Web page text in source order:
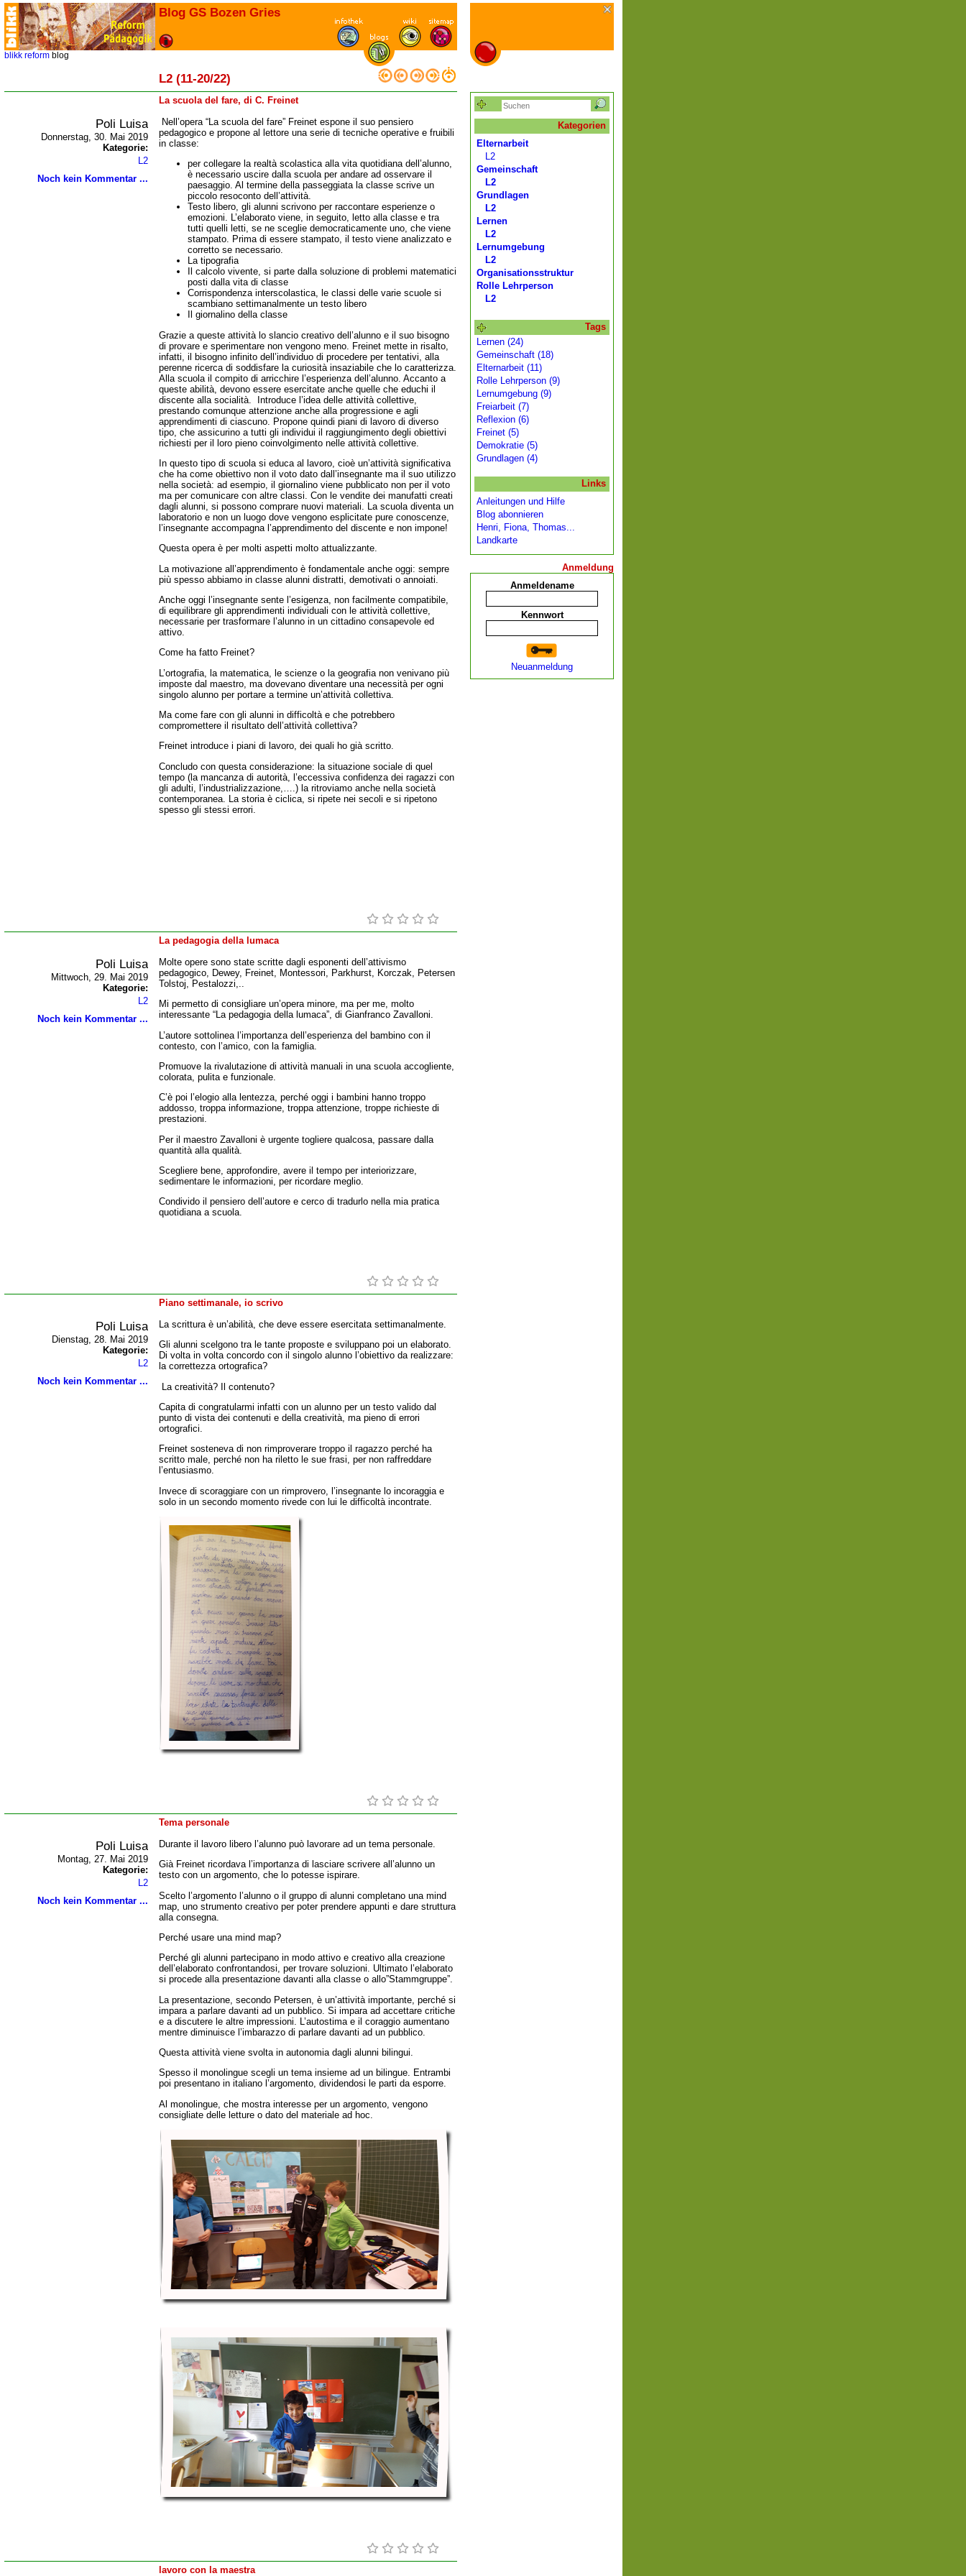
Blog GS Bozen Gries
blikk reform blog
L2 (11-20/22)
La scuola del fare, di C. Freinet
Poli Luisa
Donnerstag, 30. Mai 2019
Kategorie:
L2
Noch kein Kommentar ...
Nell’opera “La scuola del fare” Freinet espone il suo pensiero
pedagogico e propone al lettore una serie di tecniche operative e fruibili
in classe:
per collegare la realtà scolastica alla vita quotidiana dell’alunno,
è necessario uscire dalla scuola per andare ad osservare il
paesaggio. Al termine della passeggiata la classe scrive un
piccolo resoconto dell’attività.
Testo libero, gli alunni scrivono per raccontare esperienze o
emozioni. L’elaborato viene, in seguito, letto alla classe e tra
tutti quelli letti, se ne sceglie democraticamente uno, che viene
stampato. Prima di essere stampato, il testo viene analizzato e
corretto se necessario.
La tipografia
Il calcolo vivente, si parte dalla soluzione di problemi matematici
posti dalla vita di classe
Corrispondenza interscolastica, le classi delle varie scuole si
scambiano settimanalmente un testo libero
Il giornalino della classe
Grazie a queste attività lo slancio creativo dell’alunno e il suo bisogno
di provare e sperimentare non vengono meno. Freinet mette in risalto,
infatti, il bisogno infinito dell’individuo di procedere per tentativi, alla
perenne ricerca di soddisfare la curiosità insaziabile che lo caratterizza.
Alla scuola il compito di arricchire l’esperienza dell’alunno. Accanto a
queste abilità, devono essere esercitate anche quelle che educhi il
discente alla socialità. Introduce l’idea delle attività collettive,
prestando comunque attenzione anche alla progressione e agli
apprendimenti di ciascuno. Propone quindi piani di lavoro di diverso
tipo, che assicurino a tutti gli individui il raggiungimento degli obiettivi
richiesti per il loro pieno coinvolgimento nelle attività collettive.
In questo tipo di scuola si educa al lavoro, cioè un’attività significativa
che ha come obiettivo non il voto dato dall’insegnante ma il suo utilizzo
nella società: ad esempio, il giornalino viene pubblicato non per il voto
ma per comunicare con altre classi. Con le vendite dei manufatti creati
dagli alunni, si possono comprare nuovi materiali. La scuola diventa un
laboratorio e non un luogo dove vengono esplicitate pure conoscenze,
l’insegnante accompagna l’apprendimento del discente e non impone!
Questa opera è per molti aspetti molto attualizzante.
La motivazione all’apprendimento è fondamentale anche oggi: sempre
più spesso abbiamo in classe alunni distratti, demotivati o annoiati.
Anche oggi l’insegnante sente l’esigenza, non facilmente compatibile,
di equilibrare gli apprendimenti individuali con le attività collettive,
necessarie per trasformare l’alunno in un cittadino consapevole ed
attivo.
Come ha fatto Freinet?
L’ortografia, la matematica, le scienze o la geografia non venivano più
imposte dal maestro, ma dovevano diventare una necessità per ogni
singolo alunno per portare a termine un’attività collettiva.
Ma come fare con gli alunni in difficoltà e che potrebbero
compromettere il risultato dell’attività collettiva?
Freinet introduce i piani di lavoro, dei quali ho già scritto.
Concludo con questa considerazione: la situazione sociale di quel
tempo (la mancanza di autorità, l’eccessiva confidenza dei ragazzi con
gli adulti, l’industrializzazione,….) la ritroviamo anche nella società
contemporanea. La storia è ciclica, si ripete nei secoli e si ripetono
spesso gli stessi errori.
La pedagogia della lumaca
Poli Luisa
Mittwoch, 29. Mai 2019
Kategorie:
L2
Noch kein Kommentar ...
Molte opere sono state scritte dagli esponenti dell’attivismo
pedagogico, Dewey, Freinet, Montessori, Parkhurst, Korczak, Petersen
Tolstoj, Pestalozzi,..
Mi permetto di consigliare un’opera minore, ma per me, molto
interessante “La pedagogia della lumaca”, di Gianfranco Zavalloni.
L’autore sottolinea l’importanza dell’esperienza del bambino con il
contesto, con l’amico, con la famiglia.
Promuove la rivalutazione di attività manuali in una scuola accogliente,
colorata, pulita e funzionale.
C’è poi l’elogio alla lentezza, perché oggi i bambini hanno troppo
addosso, troppa informazione, troppa attenzione, troppe richieste di
prestazioni.
Per il maestro Zavalloni è urgente togliere qualcosa, passare dalla
quantità alla qualità.
Scegliere bene, approfondire, avere il tempo per interiorizzare,
sedimentare le informazioni, per ricordare meglio.
Condivido il pensiero dell’autore e cerco di tradurlo nella mia pratica
quotidiana a scuola.
Piano settimanale, io scrivo
Poli Luisa
Dienstag, 28. Mai 2019
Kategorie:
L2
Noch kein Kommentar ...
La scrittura è un’abilità, che deve essere esercitata settimanalmente.
Gli alunni scelgono tra le tante proposte e sviluppano poi un elaborato.
Di volta in volta concordo con il singolo alunno l’obiettivo da realizzare:
la correttezza ortografica?
La creatività? Il contenuto?
Capita di congratularmi infatti con un alunno per un testo valido dal
punto di vista dei contenuti e della creatività, ma pieno di errori
ortografici.
Freinet sosteneva di non rimproverare troppo il ragazzo perché ha
scritto male, perché non ha riletto le sue frasi, per non raffreddare
l’entusiasmo.
Invece di scoraggiare con un rimprovero, l’insegnante lo incoraggia e
solo in un secondo momento rivede con lui le difficoltà incontrate.
Tema personale
Poli Luisa
Montag, 27. Mai 2019
Kategorie:
L2
Noch kein Kommentar ...
Durante il lavoro libero l’alunno può lavorare ad un tema personale.
Già Freinet ricordava l’importanza di lasciare scrivere all’alunno un
testo con un argomento, che lo potesse ispirare.
Scelto l’argomento l’alunno o il gruppo di alunni completano una mind
map, uno strumento creativo per poter prendere appunti e dare struttura
alla consegna.
Perché usare una mind map?
Perché gli alunni partecipano in modo attivo e creativo alla creazione
dell’elaborato confrontandosi, per trovare soluzioni. Ultimato l’elaborato
si procede alla presentazione davanti alla classe o allo”Stammgruppe”.
La presentazione, secondo Petersen, è un’attività importante, perché si
impara a parlare davanti ad un pubblico. Si impara ad accettare critiche
e a discutere le altre impressioni. L’autostima e il coraggio aumentano
mentre diminuisce l’imbarazzo di parlare davanti ad un pubblico.
Questa attività viene svolta in autonomia dagli alunni bilingui.
Spesso il monolingue scegli un tema insieme ad un bilingue. Entrambi
poi presentano in italiano l’argomento, dividendosi le parti da esporre.
Al monolingue, che mostra interesse per un argomento, vengono
consigliate delle letture o dato del materiale ad hoc.
lavoro con la maestra
Kategorien
Elternarbeit
L2
Gemeinschaft
L2
Grundlagen
L2
Lernen
L2
Lernumgebung
L2
Organisationsstruktur
Rolle Lehrperson
L2
Tags
Lernen (24)
Gemeinschaft (18)
Elternarbeit (11)
Rolle Lehrperson (9)
Lernumgebung (9)
Freiarbeit (7)
Reflexion (6)
Freinet (5)
Demokratie (5)
Grundlagen (4)
Links
Anleitungen und Hilfe
Blog abonnieren
Henri, Fiona, Thomas...
Landkarte
Anmeldung
Anmeldename
Kennwort
Neuanmeldung